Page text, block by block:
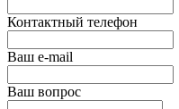
Контактный телефон
Ваш e-mail
Ваш вопрос